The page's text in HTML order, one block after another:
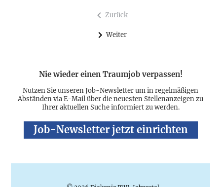
Zurück
Weiter
Nie wieder einen Traumjob verpassen!
Nutzen Sie unseren Job-Newsletter um in regelmäßigen
Abständen via E-Mail über die neuesten Stellenanzeigen zu
Ihrer aktuellen Suche informiert zu werden.
Job-Newsletter jetzt einrichten